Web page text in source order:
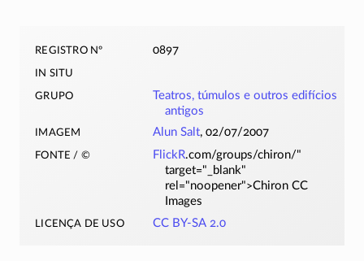
registro nº 0897
in situ
grupo
Teatros, túmulos e outros edifícios
antigos
imagem Alun Salt, 02/07/2007
fonte / © FlickR.com/groups/chiron/"
target="_blank"
rel="noopener">Chiron CC
Images
licença de uso CC BY-SA 2.0